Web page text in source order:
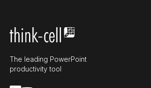
The leading PowerPoint
productivity tool